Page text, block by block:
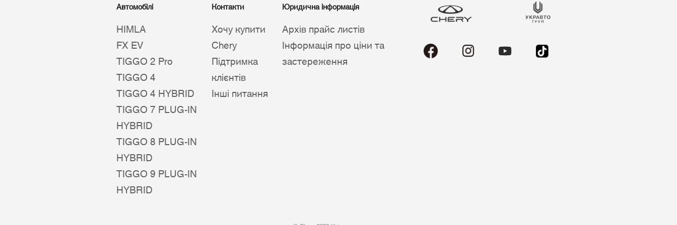
Автомобілі
HIMLA
FX EV
TIGGO 2 Pro
TIGGO 4
TIGGO 4 HYBRID
TIGGO 7 PLUG-IN
HYBRID
TIGGO 8 PLUG-IN
HYBRID
TIGGO 9 PLUG-IN
HYBRID
Контакти
Хочу купити
Chery
Підтримка
клієнтів
Інші питання
Юридична інформація
Архів прайс листів
Інформація про ціни та
застереження